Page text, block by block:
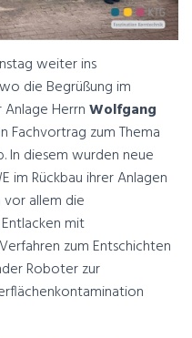
weiter ins
wo die Begrüßung im
HerrnWolfgang
Fachvortrag zum Thema
In diesem wurden neue
im Rückbau ihrer Anlagen
vor allem die
mit
zum Entschichten
Roboter zur